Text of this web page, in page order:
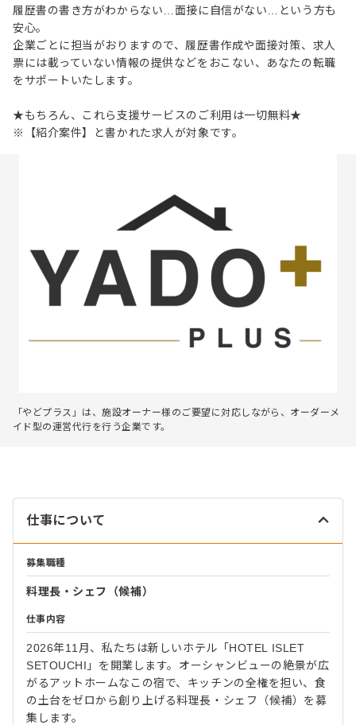
履歴書の書き方がわからない…面接に自信がない…という方も
安心。
企業ごとに担当がおりますので、履歴書作成や面接対策、求人
票には載っていない情報の提供などをおこない、あなたの転職
をサポートいたします。
★もちろん、これら支援サービスのご利用は一切無料★
※【紹介案件】と書かれた求人が対象です。
「やどプラス」は、施設オーナー様のご要望に対応しながら、オーダーメ
イド型の運営代行を行う企業です。
仕事について
募集職種
料理長・シェフ（候補）
仕事内容
2026年11月、私たちは新しいホテル「HOTEL ISLET
SETOUCHI」を開業します。オーシャンビューの絶景が広
がるアットホームなこの宿で、キッチンの全権を担い、食
の土台をゼロから創り上げる料理長・シェフ（候補）を募
集します。